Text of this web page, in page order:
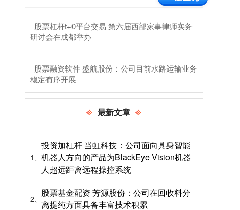
​股票杠杆t+0平台交易 第六届西部家事律师实务
研讨会在成都举办
​股票融资软件 盛航股份：公司目前水路运输业务
稳定有序开展
最新文章
1、
投资加杠杆 当虹科技：公司面向具身智能
机器人方向的产品为BlackEye Vision机器
人超远距离远程操控系统
2、
股票基金配资 芳源股份：公司在回收料分
离提纯方面具备丰富技术积累